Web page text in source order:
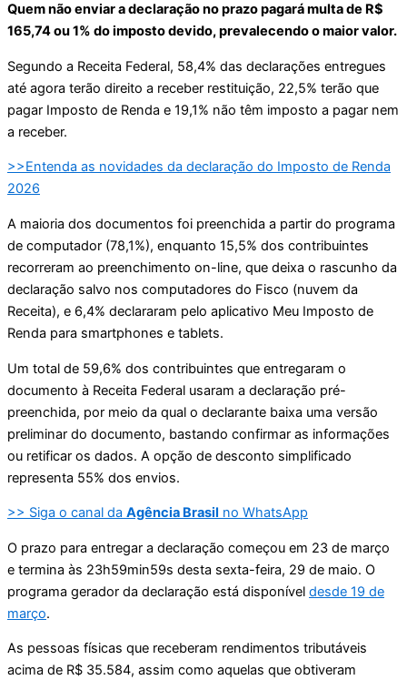
Quem não enviar a declaração no prazo pagará multa de R$
165,74 ou 1% do imposto devido, prevalecendo o maior valor.
Segundo a Receita Federal, 58,4% das declarações entregues
até agora terão direito a receber restituição, 22,5% terão que
pagar Imposto de Renda e 19,1% não têm imposto a pagar nem
a receber.
>>Entenda as novidades da declaração do Imposto de Renda
2026
A maioria dos documentos foi preenchida a partir do programa
de computador (78,1%), enquanto 15,5% dos contribuintes
recorreram ao preenchimento on-line, que deixa o rascunho da
declaração salvo nos computadores do Fisco (nuvem da
Receita), e 6,4% declararam pelo aplicativo Meu Imposto de
Renda para smartphones e tablets.
Um total de 59,6% dos contribuintes que entregaram o
documento à Receita Federal usaram a declaração pré-
preenchida, por meio da qual o declarante baixa uma versão
preliminar do documento, bastando confirmar as informações
ou retificar os dados. A opção de desconto simplificado
representa 55% dos envios.
>> Siga o canal da Agência Brasil no WhatsApp
O prazo para entregar a declaração começou em 23 de março
e termina às 23h59min59s desta sexta-feira, 29 de maio. O
programa gerador da declaração está disponível desde 19 de
março.
As pessoas físicas que receberam rendimentos tributáveis
acima de R$ 35.584, assim como aquelas que obtiveram